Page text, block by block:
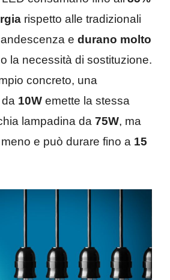
rispetto alle tradizionali
e durano molto
la necessità di sostituzione.
concreto, una
10W emette la stessa
lampadina da 75W, ma
e può durare fino a 15